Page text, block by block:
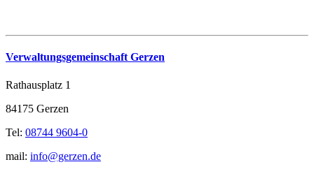
Verwaltungsgemeinschaft Gerzen
Rathausplatz 1
84175 Gerzen
Tel: 08744 9604-0
mail: info@gerzen.de